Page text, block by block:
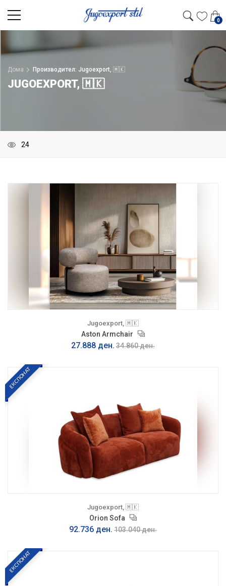
0
Дома Производител: Jugoexport, 🇲🇰
JUGOEXPORT, 🇲🇰
Jugoexport, 🇲🇰
Aston Armchair
27.888 ден. 34.860 ден.
ЕКСПОНАТ
Jugoexport, 🇲🇰
Orion Sofa
92.736 ден. 103.040 ден.
ЕКСПОНАТ